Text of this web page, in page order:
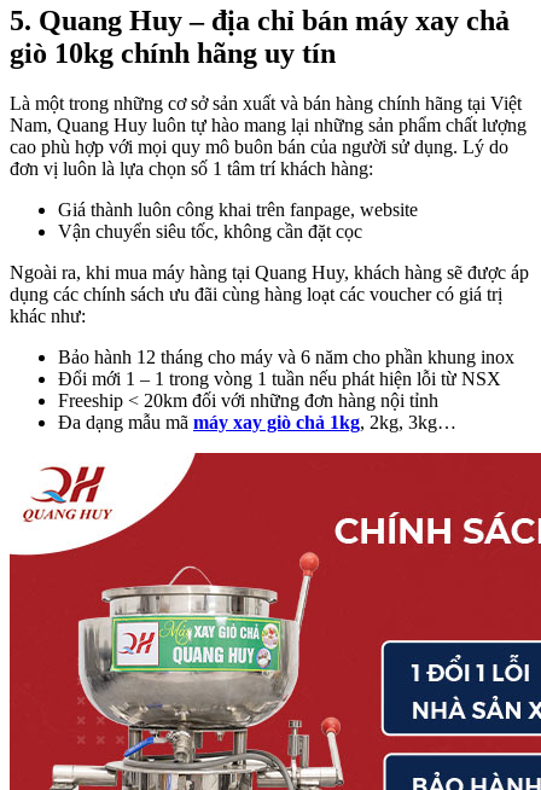
5. Quang Huy – địa chỉ bán máy xay chả
giò 10kg chính hãng uy tín
Là một trong những cơ sở sản xuất và bán hàng chính hãng tại Việt
Nam, Quang Huy luôn tự hào mang lại những sản phẩm chất lượng
cao phù hợp với mọi quy mô buôn bán của người sử dụng. Lý do
đơn vị luôn là lựa chọn số 1 tâm trí khách hàng:
Giá thành luôn công khai trên fanpage, website
Vận chuyển siêu tốc, không cần đặt cọc
Ngoài ra, khi mua máy hàng tại Quang Huy, khách hàng sẽ được áp
dụng các chính sách ưu đãi cùng hàng loạt các voucher có giá trị
khác như:
Bảo hành 12 tháng cho máy và 6 năm cho phần khung inox
Đổi mới 1 – 1 trong vòng 1 tuần nếu phát hiện lỗi từ NSX
Freeship < 20km đối với những đơn hàng nội tỉnh
Đa dạng mẫu mã máy xay giò chả 1kg, 2kg, 3kg…